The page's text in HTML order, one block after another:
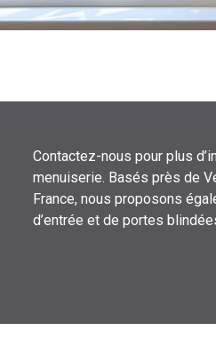
Contactez-nous pour plus
menuiserie. Basés près de
France, nous proposons
d’entrée et de portes